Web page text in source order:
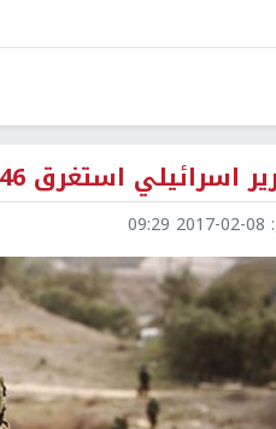
استغرق 846 يوما لرصد معسكرات غزة
2017-02-08 09:29